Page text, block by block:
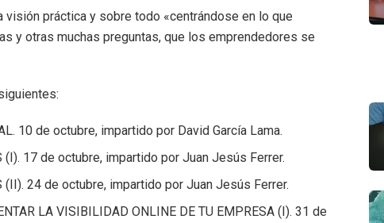
visión práctica y sobre todo «centrándose en lo que
y otras muchas preguntas, que los emprendedores se
10 de octubre, impartido por David García Lama.
(I). 17 de octubre, impartido por Juan Jesús Ferrer.
(II). 24 de octubre, impartido por Juan Jesús Ferrer.
LA VISIBILIDAD ONLINE DE TU EMPRESA (I). 31 de